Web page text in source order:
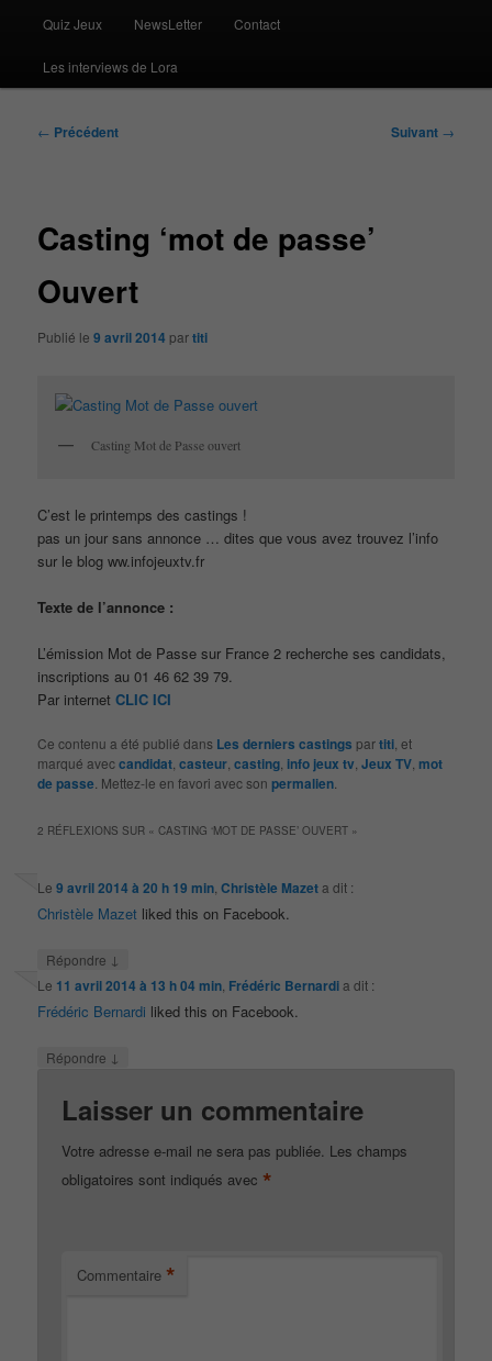
Quiz Jeux NewsLetter Contact
Les interviews de Lora
Navigation
← Précédent Suivant →
Casting ‘mot de passe’
Ouvert
Publié le9 avril 2014 partiti
Casting Mot de Passe ouvert
C’est le printemps des castings !
pas un jour sans annonce … dites que vous avez trouvez l’info
sur le blog ww.infojeuxtv.fr
Texte de l’annonce :
L’émission Mot de Passe sur France 2 recherche ses candidats,
inscriptions au 01 46 62 39 79.
Par internetCLIC ICI
Ce contenu a été publié dans Les derniers castings partiti , et
marqué aveccandidat ,casteur ,casting info jeux tv ,Jeux TV ,mot
de passe . Mettez-le en favori avec sonpermalien
2 RÉFLEXIONS SUR «CASTING ‘MOT DE PASSE’ OUVERT »
Le9 avril 2014 à 20 h 19 min ,Christèle Mazeta dit :
Christèle Mazet liked this on Facebook.
Répondre ↓
Le 11 avril 2014 à 13 h 04 min Frédéric Bernardia dit :
Frédéric Bernardi liked this on Facebook.
Répondre ↓
Laisser un commentaire
Votre adresse e-mail ne sera pas publiée. Les champs
obligatoires sont indiqués avec *
Commentaire *